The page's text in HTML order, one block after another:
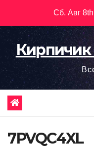
содержимому
Сб. Авг
7PVQC4XL